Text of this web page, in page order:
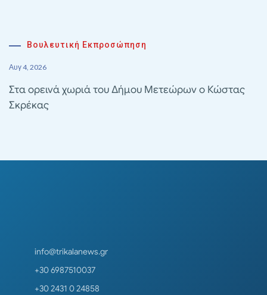
Βουλευτική Εκπροσώπηση
Αυγ 4, 2026
Στα ορεινά χωριά του Δήμου Μετεώρων ο Κώστας
Σκρέκας
info@trikalanews.gr
+30 6987510037
+30 2431 0 24858